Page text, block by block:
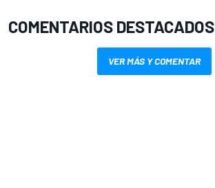
COMENTARIOS DESTACADOS
VER MÁS Y COMENTAR